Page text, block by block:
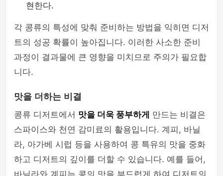
현한다.
각 콩류의 특성에 맞춰 준비하는 방법을 익히면 디저
트의 성공 확률이 높아집니다. 이러한 사소한 준비
과정이 결과물에 큰 영향을 미치므로 주의가 필요합
니다.
맛을 더하는 비결
콩류 디저트에서 맛을 더욱 풍부하게 만드는 비결은
스파이스와 천연 감미료의 활용입니다. 계피, 바닐
라, 아가베 시럽 등을 사용하여 콩 특유의 맛을 중화
하고 디저트의 깊이를 더할 수 있습니다. 예를 들어,
바닐라와 계피는 콩의 맛을 부드럽게 하여 디저트의